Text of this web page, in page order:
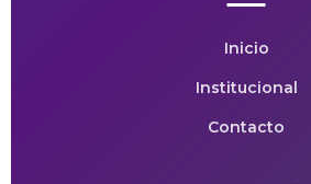
Inicio
Institucional
Contacto